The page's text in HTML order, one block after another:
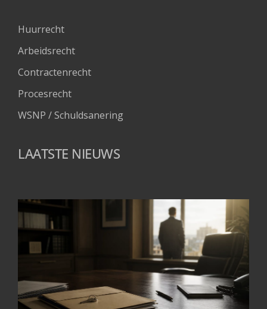
Huurrecht
Arbeidsrecht
Contractenrecht
Procesrecht
WSNP / Schuldsanering
LAATSTE NIEUWS